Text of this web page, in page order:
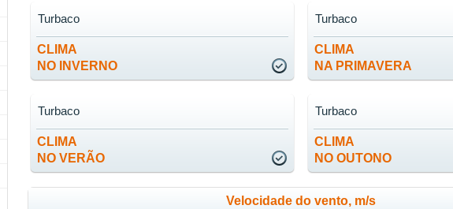
CLIMA
NO INVERNO
Turbaco
CLIMA
NA PRIMAVERA
Turbaco
CLIMA
NO VERÃO
Turbaco
CLIMA
NO OUTONO
Turbaco
Velocidade do vento, m/s